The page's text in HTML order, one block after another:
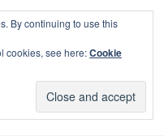
By continuing to use this
cookies, see here:Cookie